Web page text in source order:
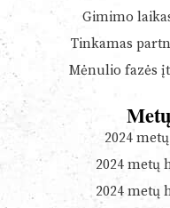
Gimimo
Tinkamas
Mėnulio fazės
2024
2024 metų
2024 metų